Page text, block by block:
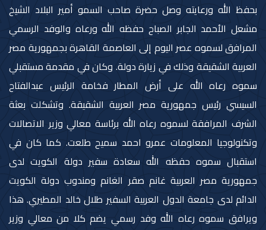
بحفظ الله ورعايته وصل حضرة صاحب السمو أمير البلاد الشيخ
مشعل الأحمد الجابر الصباح حفظه الله ورعاه والوفد الرسمي
المرافق لسموه عصر اليوم إلى العاصمة القاهرة بجمهورية مصر
العربية الشقيقة وذلك في زيارة دولة. وكان في مقدمة مستقبلي
سموه رعاه الله على أرض المطار فخامة الرئيس عبدالفتاح
السيسي رئيس جمهورية مصر العربية الشقيقة. وتشكلت بعثة
الشرف المرافقة لسموه رعاه الله برئاسة معالي وزير الاتصالات
وتكنولوجيا المعلومات عمرو احمد سميح طلعت. كما كان في
استقبال سموه حفظه الله سعادة سفير دولة الكويت لدى
جمهورية مصر العربية غانم صقر الغانم ومندوب دولة الكويت
الدائم لدى جامعة الدول العربية السفير طلال خالد المطيري. هذا
ويرافق سموه رعاه الله وفد رسمي يضم كلا من معالي وزير